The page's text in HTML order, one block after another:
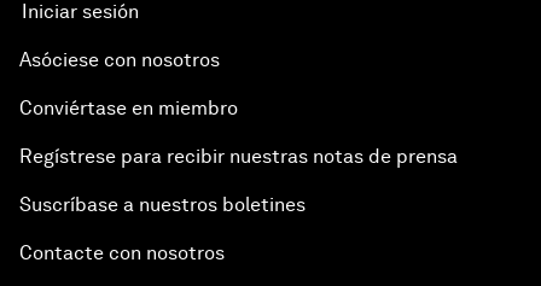
Iniciar sesión
Asóciese con nosotros
Conviértase en miembro
Regístrese para recibir nuestras notas de prensa
Suscríbase a nuestros boletines
Contacte con nosotros